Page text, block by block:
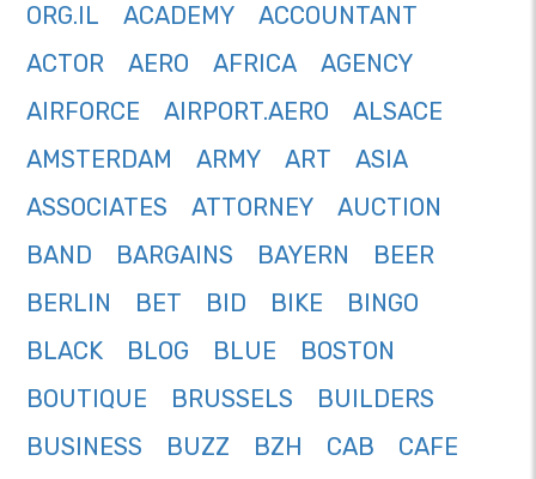
ORG.IL
ACADEMY
ACCOUNTANT
ACTOR
AERO AFRICA
AGENCY
AIRFORCE
AIRPORT.AERO
ALSACE
AMSTERDAM
ARMY ART
ASIA
ASSOCIATES
ATTORNEY
AUCTION
BAND
BARGAINS BAYERN
BEER
BERLIN
BET BID BIKE
BINGO
BLACK
BLOG BLUE
BOSTON
BOUTIQUE
BRUSSELS
BUILDERS
BUSINESS
BUZZ BZH CAB
CAFE